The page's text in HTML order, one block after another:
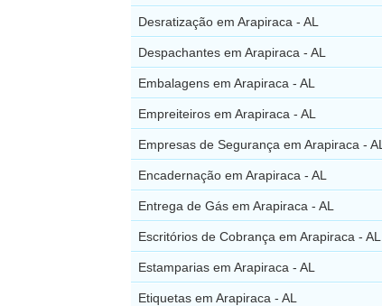
Desratização em Arapiraca - AL
Despachantes em Arapiraca - AL
Embalagens em Arapiraca - AL
Empreiteiros em Arapiraca - AL
Empresas de Segurança em Arapiraca - AL
Encadernação em Arapiraca - AL
Entrega de Gás em Arapiraca - AL
Escritórios de Cobrança em Arapiraca - AL
Estamparias em Arapiraca - AL
Etiquetas em Arapiraca - AL